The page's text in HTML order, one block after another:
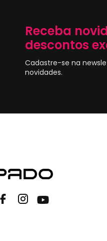
Receba
descontos
Cadastre-se na
novidades.